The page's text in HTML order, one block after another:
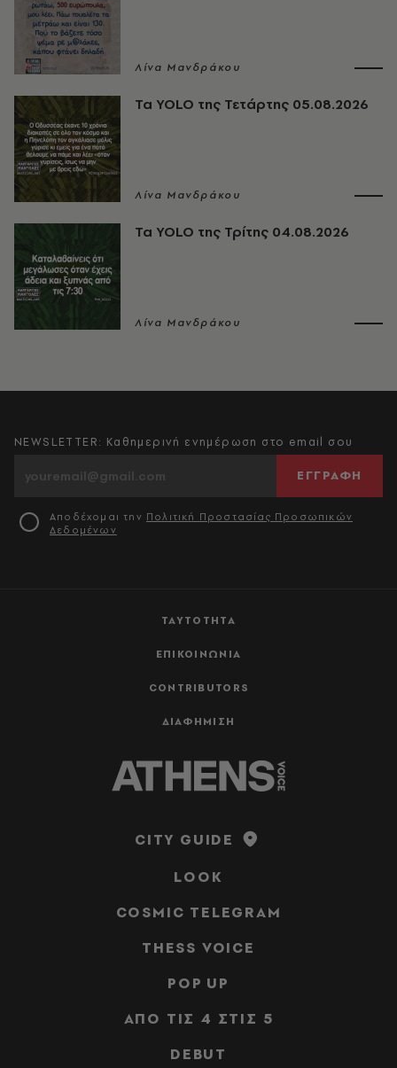
Λίνα Μανδράκου
Τα YOLO της Τετάρτης 05.08.2026
Λίνα Μανδράκου
Τα YOLO της Τρίτης 04.08.2026
Λίνα Μανδράκου
ΤΑΥΤΟΤΗΤΑ
ΕΠΙΚΟΙΝΩΝΙΑ
CONTRIBUTORS
ΔΙΑΦΗΜΙΣΗ
NEWSLETTER: Καθημερινή ενημέρωση στο email σου
ΕΓΓΡΑΦΗ
Αποδέχομαι την Πολιτική Προστασίας Προσωπικών
Δεδομένων
CITY GUIDE
LOOK
COSMIC TELEGRAM
THESS VOICE
POP UP
ΑΠΟ ΤΙΣ 4 ΣΤΙΣ 5
DEBUT